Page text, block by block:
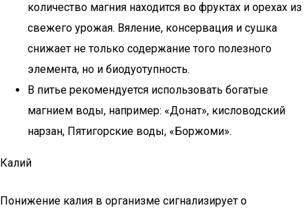
количество магния находится во фруктах и орехах из
свежего урожая. Вяление, консервация и сушка
снижает не только содержание того полезного
элемента, но и биодуотупность.
В питье рекомендуется использовать богатые
магнием воды, например: «Донат», кисловодский
нарзан, Пятигорские воды, «Боржоми».
Калий
Понижение калия в организме сигнализирует о